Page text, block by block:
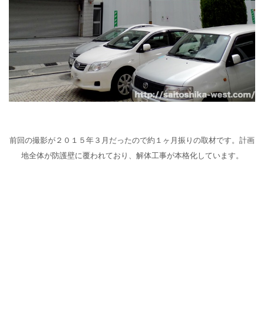
前回の撮影が２０１５年３月だったので約１ヶ月振りの取材です。計画
地全体が防護壁に覆われており、解体工事が本格化しています。